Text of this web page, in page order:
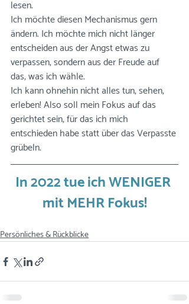
lesen.
Ich möchte diesen Mechanismus gern
ändern. Ich möchte mich nicht länger
entscheiden aus der Angst etwas zu
verpassen, sondern aus der Freude auf
das, was ich wähle.
Ich kann ohnehin nicht alles tun, sehen,
erleben! Also soll mein Fokus auf das
gerichtet sein, für das ich mich
entschieden habe statt über das Verpasste
grübeln.
In 2022 tue ich WENIGER
mit MEHR Fokus!
Persönliches & Rückblicke